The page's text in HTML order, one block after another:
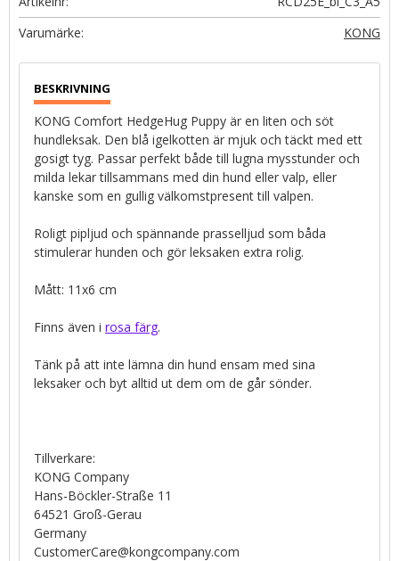
KONG
KONG Comfort HedgeHug Puppy är en liten och söt
hundleksak. Den blå igelkotten är mjuk och täckt med ett
gosigt tyg. Passar perfekt både till lugna mysstunder och
milda lekar tillsammans med din hund eller valp, eller
kanske som en gullig välkomstpresent till valpen.
Roligt pipljud och spännande prasselljud som båda
stimulerar hunden och gör leksaken extra rolig.
Mått: 11x6 cm
Finns även i rosa färg.
Tänk på att inte lämna din hund ensam med sina
leksaker och byt alltid ut dem om de går sönder.
Tillverkare:
KONG Company
Hans-Böckler-Straße 11
64521 Groß-Gerau
Germany
CustomerCare@kongcompany.com